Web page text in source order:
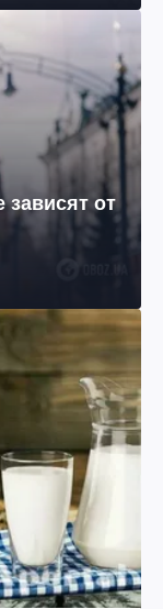
зависят от